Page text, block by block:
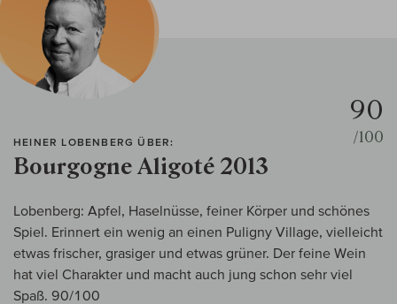
HEINER LOBENBERG ÜBER:
Bourgogne Aligoté 2013
90
/100
Lobenberg: Apfel, Haselnüsse, feiner Körper und schönes
Spiel. Erinnert ein wenig an einen Puligny Village, vielleicht
etwas frischer, grasiger und etwas grüner. Der feine Wein
hat viel Charakter und macht auch jung schon sehr viel
Spaß. 90/100